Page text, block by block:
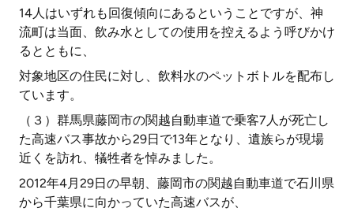
14人はいずれも回復傾向にあるということですが、神
流町は当面、飲み水としての使用を控えるよう呼びかけ
るとともに、
対象地区の住民に対し、飲料水のペットボトルを配布し
ています。
（３）群馬県藤岡市の関越自動車道で乗客7人が死亡し
た高速バス事故から29日で13年となり、遺族らが現場
近くを訪れ、犠牲者を悼みました。
2012年4月29日の早朝、藤岡市の関越自動車道で石川県
から千葉県に向かっていた高速バスが、